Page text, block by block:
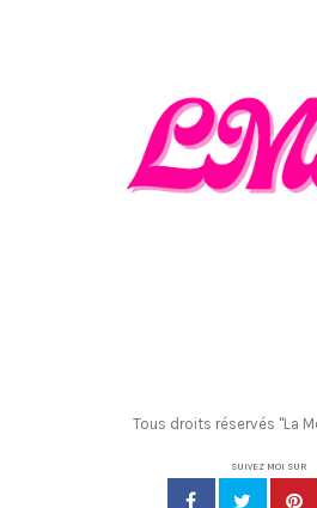
Tous droits réservés "La
SUIVEZ MOI SUR